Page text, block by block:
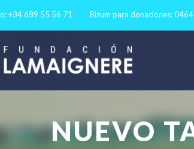
+34 689 55 56 71 Bizum para donaciones:
NUEVO